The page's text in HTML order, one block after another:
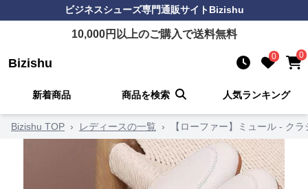
ビジネスシューズ専門通販サイトBizishu
10,000円以上のご購入で送料無料
Bizishu 0 0
新着商品 商品を検索 人気ランキング
Bizishu TOP › レディースの一覧 › 【ローファー】ミュール - ク